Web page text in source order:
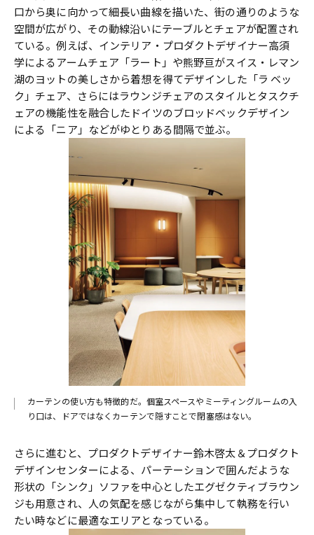
口から奥に向かって細長い曲線を描いた、街の通りのような
空間が広がり、その動線沿いにテーブルとチェアが配置され
ている。例えば、インテリア・プロダクトデザイナー高須
学によるアームチェア「ラート」や熊野亘がスイス・レマン
湖のヨットの美しさから着想を得てデザインした「ラ ベッ
ク」チェア、さらにはラウンジチェアのスタイルとタスクチ
ェアの機能性を融合したドイツのブロッドベックデザイン
による「ニア」などがゆとりある間隔で並ぶ。
カーテンの使い方も特徴的だ。個室スペースやミーティングルームの入
り口は、ドアではなくカーテンで隠すことで閉塞感はない。
さらに進むと、プロダクトデザイナー鈴木啓太＆プロダクト
デザインセンターによる、パーテーションで囲んだような
形状の「シンク」ソファを中心としたエグゼクティブラウン
ジも用意され、人の気配を感じながら集中して執務を行い
たい時などに最適なエリアとなっている。